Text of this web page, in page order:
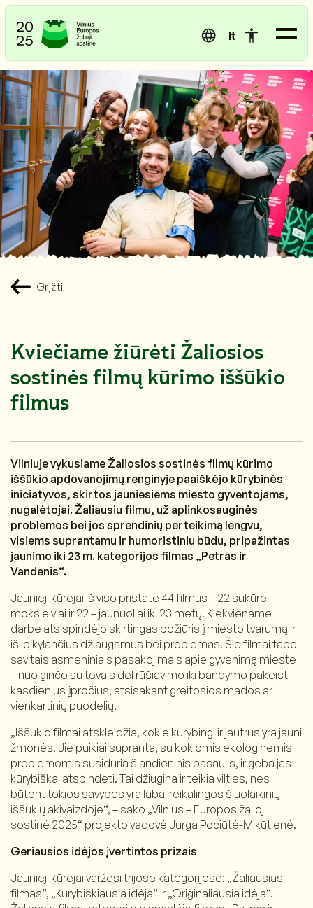
lt
Grįžti
Kviečiame žiūrėti Žaliosios
sostinės filmų kūrimo iššūkio
filmus
Vilniuje vykusiame Žaliosios sostinės filmų kūrimo
iššūkio apdovanojimų renginyje paaiškėjo kūrybinės
iniciatyvos, skirtos jauniesiems miesto gyventojams,
nugalėtojai. Žaliausiu filmu, už aplinkosauginės
problemos bei jos sprendinių perteikimą lengvu,
visiems suprantamu ir humoristiniu būdu, pripažintas
jaunimo iki 23 m. kategorijos filmas „Petras ir
Vandenis“.
Jaunieji kūrėjai iš viso pristatė 44 filmus – 22 sukūrė
moksleiviai ir 22 – jaunuoliai iki 23 metų. Kiekviename
darbe atsispindėjo skirtingas požiūris į miesto tvarumą ir
iš jo kylančius džiaugsmus bei problemas. Šie filmai tapo
savitais asmeniniais pasakojimais apie gyvenimą mieste
– nuo ginčo su tėvais dėl rūšiavimo iki bandymo pakeisti
kasdienius įpročius, atsisakant greitosios mados ar
vienkartinių puodelių.
„Iššūkio filmai atskleidžia, kokie kūrybingi ir jautrūs yra jauni
žmonės. Jie puikiai supranta, su kokiomis ekologinėmis
problemomis susiduria šiandieninis pasaulis, ir geba jas
kūrybiškai atspindėti. Tai džiugina ir teikia vilties, nes
būtent tokios savybės yra labai reikalingos šiuolaikinių
iššūkių akivaizdoje“, – sako „Vilnius – Europos žalioji
sostinė 2025“ projekto vadovė Jurga Pociūtė-Mikūtienė.
Geriausios idėjos įvertintos prizais
Jaunieji kūrėjai varžėsi trijose kategorijose: „Žaliausias
filmas“, „Kūrybiškiausia idėja“ ir „Originaliausia idėja“.